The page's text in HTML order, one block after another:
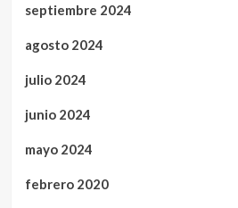
septiembre 2024
agosto 2024
julio 2024
junio 2024
mayo 2024
febrero 2020